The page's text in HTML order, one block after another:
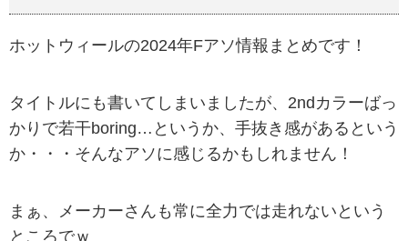
ホットウィールの2024年Fアソ情報まとめです！
タイトルにも書いてしまいましたが、2ndカラーばっ
かりで若干boring…というか、手抜き感があるという
か・・・そんなアソに感じるかもしれません！
まぁ、メーカーさんも常に全力では走れないという
ところでｗ